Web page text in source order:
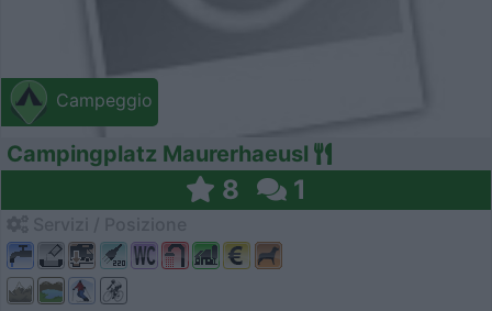
Campeggio
Campingplatz Maurerhaeusl
8 1